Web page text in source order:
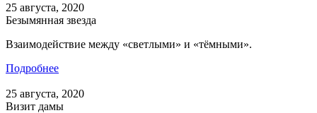
25 августа, 2020
Безымянная звезда
Взаимодействие между «светлыми» и «тёмными».
Подробнее
25 августа, 2020
Визит дамы